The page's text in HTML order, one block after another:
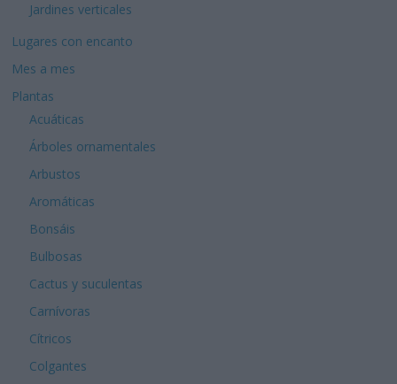
Jardines verticales
Lugares con encanto
Mes a mes
Plantas
Acuáticas
Árboles ornamentales
Arbustos
Aromáticas
Bonsáis
Bulbosas
Cactus y suculentas
Carnívoras
Cítricos
Colgantes